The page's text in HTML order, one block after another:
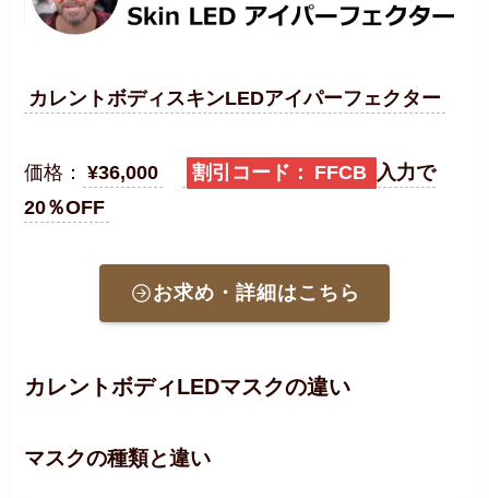
カレントボディスキンLEDアイパーフェクター
価格： ¥36,000 割引コード： FFCB 入力で
20％OFF
お求め・詳細はこちら
カレントボディLEDマスクの違い
マスクの種類と違い